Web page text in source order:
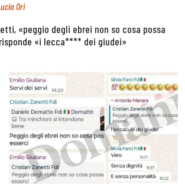
Ori
«peggio degli ebrei non so cosa possa
«i lecca**** dei giudei»